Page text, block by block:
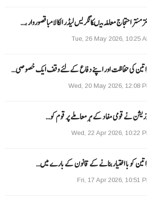
منتر احتجاج معاملہ میںکانگریس لیڈر الکا لامبا قصوروار ،…
Tue, 26 May 2026, 10:25
کی حفاظت اور اپنے دفاع کےلئے وقف ایک خصوصی…
Wed, 20 May 2026, 12:08
نے قومی مفاد کے ہر معاملے پر قوم کو…
Wed, 22 Apr 2026, 10:22
کو با اختیار بنانے کے قانون کے بارے میں…
Fri, 17 Apr 2026, 10:51